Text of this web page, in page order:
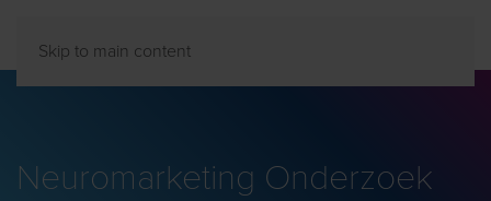
Skip to main content
Neuromarketing Onderzoek